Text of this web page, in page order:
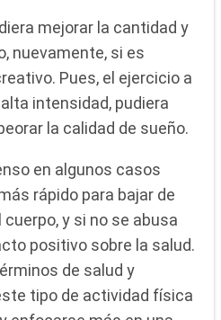
mejorar la cantidad y
nuevamente, si es
Pues, el ejercicio a
intensidad, pudiera
la calidad de sueño.
en algunos casos
rápido para bajar de
y si no se abusa
positivo sobre la salud.
de salud y
tipo de actividad física